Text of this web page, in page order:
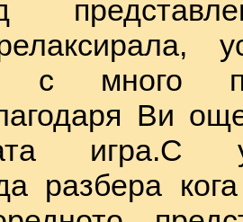
с много
Ви
игра.С
разбера